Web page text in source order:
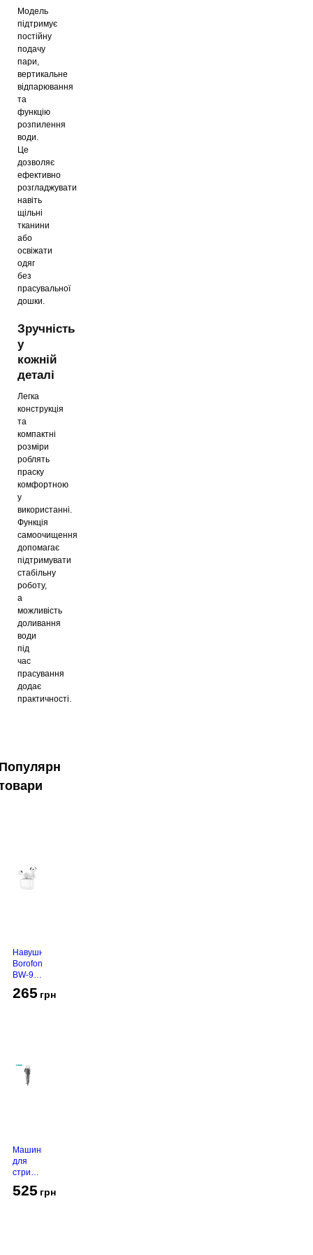
Модель
підтримує
постійну
подачу
пари,
вертикальне
відпарювання
та
функцію
розпилення
води.
Це
дозволяє
ефективно
розгладжувати
навіть
щільні
тканини
або
освіжати
одяг
без
прасувальної
дошки.
Зручність
у
кожній
деталі
Легка
конструкція
та
компактні
розміри
роблять
праску
комфортною
у
використанні.
Функція
самоочищення
допомагає
підтримувати
стабільну
роботу,
а
можливість
доливання
води
під
час
прасування
додає
практичності.
Навушники
Borofone
BW-94
265 грн
Машинка
для
стрижки
130
525 грн